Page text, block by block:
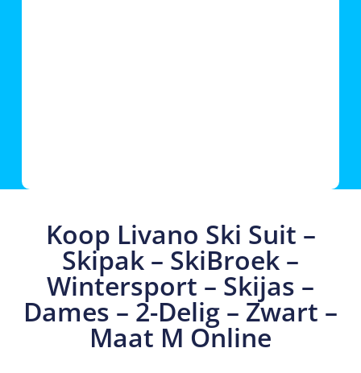
Koop Livano Ski Suit –
Skipak – SkiBroek –
Wintersport – Skijas –
Dames – 2-Delig – Zwart –
Maat M Online